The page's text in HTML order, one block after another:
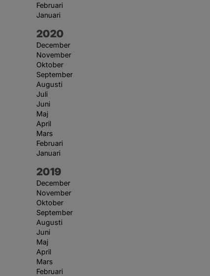
Februari
Januari
År:
2020
December
November
Oktober
September
Augusti
Juli
Juni
Maj
April
Mars
Februari
Januari
År:
2019
December
November
Oktober
September
Augusti
Juni
Maj
April
Mars
Februari